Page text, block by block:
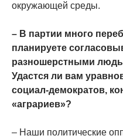
окружающей среды.
– В партии много
планируете
разношерстными
Удастся ли вам
социал-демократов,
«аграриев»?
– Наши политические